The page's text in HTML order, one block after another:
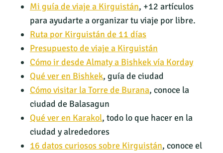
Mi guía de viaje a Kirguistán, +12 artículos
para ayudarte a organizar tu viaje por libre.
Ruta por Kirguistán de 11 días
Presupuesto de viaje a Kirguistán
Cómo ir desde Almaty a Bishkek vía Korday
Qué ver en Bishkek, guía de ciudad
Cómo visitar la Torre de Burana, conoce la
ciudad de Balasagun
Qué ver en Karakol, todo lo que hacer en la
ciudad y alrededores
16 datos curiosos sobre Kirguistán, conoce el